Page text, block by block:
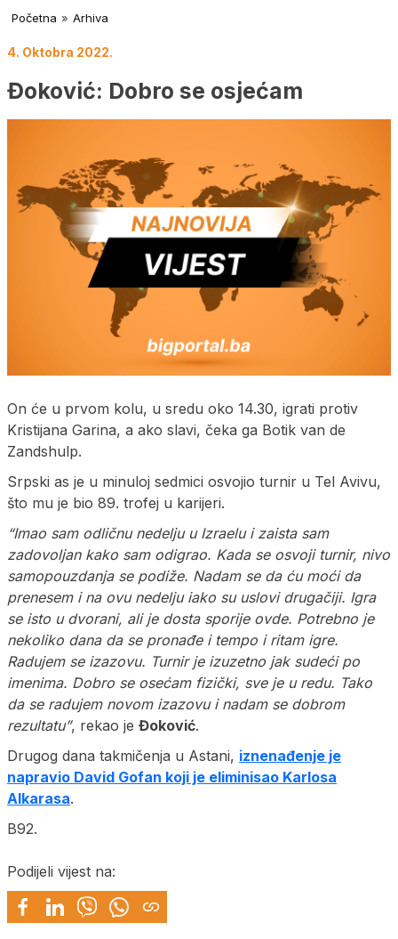
Početna » Arhiva
4. Oktobra 2022.
Đoković: Dobro se osjećam
On će u prvom kolu, u sredu oko 14.30, igrati protiv
Kristijana Garina, a ako slavi, čeka ga Botik van de
Zandshulp.
Srpski as je u minuloj sedmici osvojio turnir u Tel Avivu,
što mu je bio 89. trofej u karijeri.
“Imao sam odličnu nedelju u Izraelu i zaista sam
zadovoljan kako sam odigrao. Kada se osvoji turnir, nivo
samopouzdanja se podiže. Nadam se da ću moći da
prenesem i na ovu nedelju iako su uslovi drugačiji. Igra
se isto u dvorani, ali je dosta sporije ovde. Potrebno je
nekoliko dana da se pronađe i tempo i ritam igre.
Radujem se izazovu. Turnir je izuzetno jak sudeći po
imenima. Dobro se osećam fizički, sve je u redu. Tako
da se radujem novom izazovu i nadam se dobrom
rezultatu”, rekao je Đoković.
Drugog dana takmičenja u Astani, iznenađenje je
napravio David Gofan koji je eliminisao Karlosa
Alkarasa.
B92.
Podijeli vijest na: